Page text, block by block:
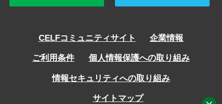
CELFコミュニティサイト 企業情報
ご利用条件 個人情報保護への取り組み
情報セキュリティへの取り組み
サイトマップ